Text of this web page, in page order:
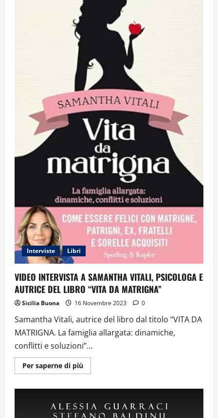
A
MASSA,
ARTISTA
PALERMITANA.
DIPINTI
LA
FORZA
E
LE
FRAGILITÀ
DELL’UMANITÀ
CONTEMPORANEA
Interviste Libri
VIDEO INTERVISTA A SAMANTHA VITALI, PSICOLOGA E
AUTRICE DEL LIBRO “VITA DA MATRIGNA”
Sicilia Buona 16 Novembre 2023 0
Samantha Vitali, autrice del libro dal titolo “VITA DA
MATRIGNA. La famiglia allargata: dinamiche,
conflitti e soluzioni”...
Per saperne di piùUlteriori
informazioni
SAMANTHA
VITALI,